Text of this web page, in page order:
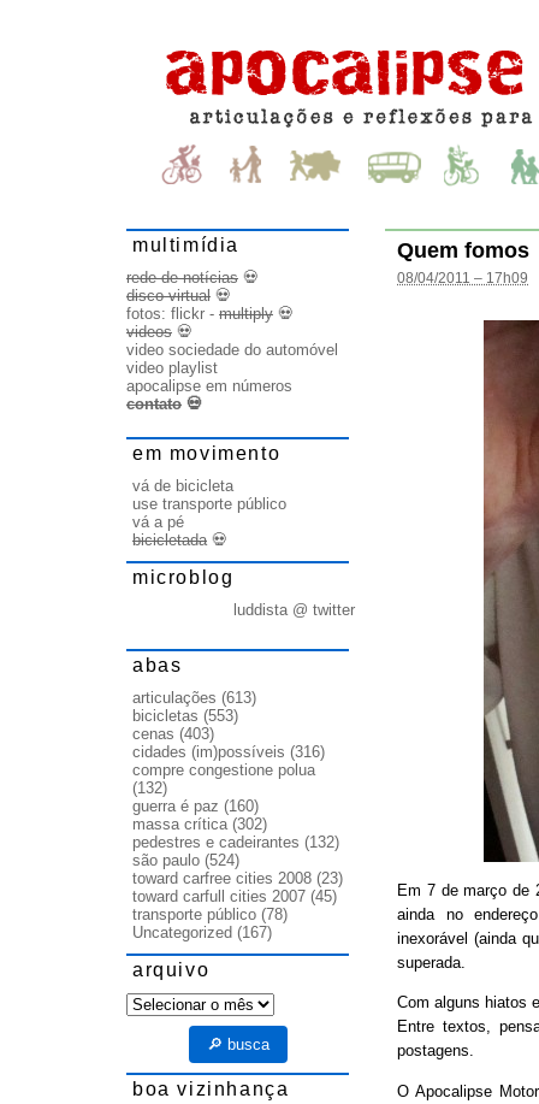
Quem fomos
08/04/2011 – 17h09
Em 7 de março de
ainda no
inexorável (ainda
superada.
Com alguns hiatos
Entre textos,
postagens.
O Apocalipse
multimídia
rede de notícias 💀
disco virtual 💀
fotos: flickr - multiply 💀
videos 💀
video sociedade do automóvel
video playlist
apocalipse em números
contato 💀
em movimento
vá de bicicleta
use transporte público
vá a pé
bicicletada💀
microblog
luddista @ twitter
abas
articulações (613)
bicicletas (553)
cenas (403)
cidades (im)possíveis (316)
compre congestione polua
(132)
guerra é paz (160)
massa crítica(302)
pedestres e cadeirantes (132)
são paulo (524)
toward carfree cities 2008 (23)
toward carfull cities 2007 (45)
transporte público (78)
Uncategorized (167)
arquivo
arquivo
🔎 busca
boa vizinhança